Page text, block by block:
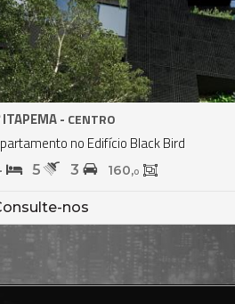
ITAPEMA -CENTRO
Apartamento no Edifício Al Mare Residence
4 5 3 245,0
Consulte-nos